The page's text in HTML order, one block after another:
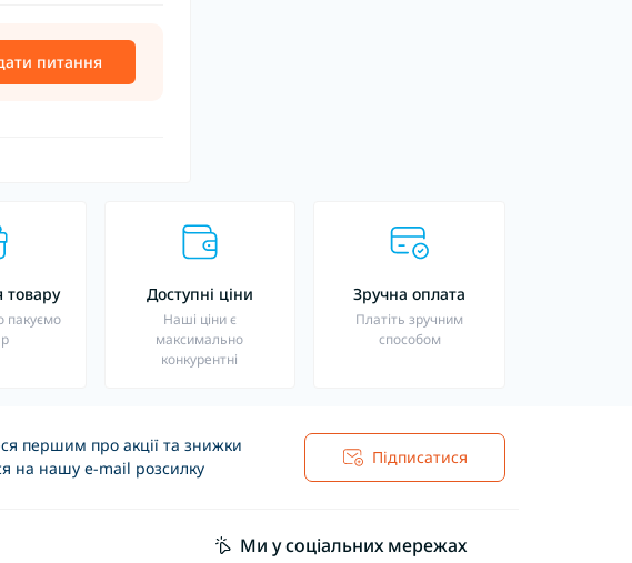
питання
товару
пакуємо
Доступні ціни
Наші ціни є
максимально
конкурентні
Зручна оплата
Платіть зручним
способом
першим про акції та знижки
на нашу e-mail розсилку
Підписатися
Ми у соціальних мережах